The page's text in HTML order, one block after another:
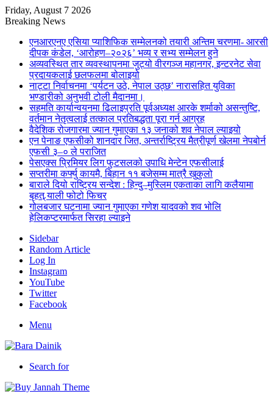
Friday, August 7 2026
Breaking News
एनआरएनए एसिया प्याशिफिक सम्मेलनको तयारी अन्तिम चरणमा- आरसी
दीपक कंडेल, ‘आरोहण–२०२६’ भव्य र सभ्य सम्मेलन हुने
अव्यवस्थित तार व्यवस्थापनमा जुट्यो वीरगञ्ज महानगर, इन्टरनेट सेवा
प्रदायकलाई छलफलमा बोलाइयो
नाट्टा निर्वाचनमा ‘पर्यटन उठे, नेपाल उठ्छ’ नारासहित युविका
भण्डारीको अनुभवी टोली मैदानमा।
सहमति कार्यान्वयनमा ढिलाइप्रति पूर्वअध्यक्ष आरके शर्माको असन्तुष्टि,
वर्तमान नेतृत्वलाई तत्काल प्रतिबद्धता पूरा गर्न आग्रह
वैदेशिक रोजगारमा ज्यान गुमाएका १३ जनाको शव नेपाल ल्याइयो
एन पेनाङ एफसीको शानदार जित, अन्तर्राष्ट्रिय मैत्रीपूर्ण खेलमा नेपबोर्न
एफसी ३–० ले पराजित
पेसएक्स प्रिमियर लिग फुटसलको उपाधि मेन्टेन एफसीलाई
सप्तरीमा कर्फ्यु कायमै, बिहान ११ बजेसम्म मात्रै खुकुलो
बाराले दियो राष्ट्रिय सन्देश : हिन्दु–मुस्लिम एकताका लागि कलैयामा
बृहत् र्‍याली फोटो फिचर
गोलबजार घटनामा ज्यान गुमाएका गणेश यादवको शव भोलि
हेलिकप्टरमार्फत सिरहा ल्याइने
Sidebar
Random Article
Log In
Instagram
YouTube
Twitter
Facebook
Menu
Search for